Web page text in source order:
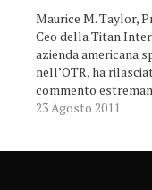
Maurice M. Taylor,
Ceo della Titan
azienda americana
nell’OTR, ha
commento
sul futuro dei
23 Agosto 2011